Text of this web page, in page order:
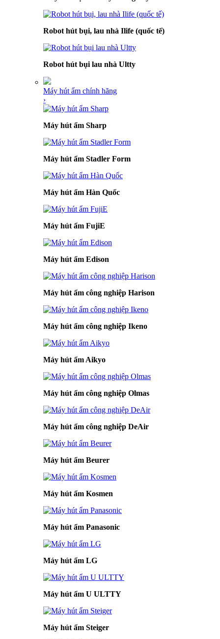
Robot hút bụi, lau nhà Ilife (quốc tế)
Robot hút bụi lau nhà Ultty
Máy hút ẩm chính hãng
›
Máy hút ẩm Sharp
Máy hút ẩm Stadler Form
Máy hút ẩm Hàn Quốc
Máy hút ẩm FujiE
Máy hút ẩm Edison
Máy hút ẩm công nghiệp Harison
Máy hút ẩm công nghiệp Ikeno
Máy hút ẩm Aikyo
Máy hút ẩm công nghiệp Olmas
Máy hút ẩm công nghiệp DeAir
Máy hút ẩm Beurer
Máy hút ẩm Kosmen
Máy hút ẩm Panasonic
Máy hút ẩm LG
Máy hút ẩm U ULTTY
Máy hút ẩm Steiger